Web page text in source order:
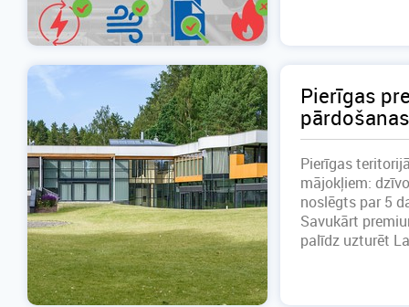
Pierīgas
Pierīgas
mājokļiem:
noslēgts par 5
Savukārt
palīdz uzturēt